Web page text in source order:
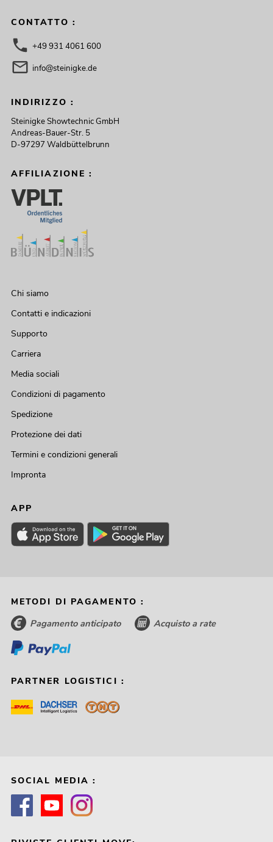
CONTATTO :
+49 931 4061 600
info@steinigke.de
INDIRIZZO :
Steinigke Showtechnic GmbH
Andreas-Bauer-Str. 5
D-97297 Waldbüttelbrunn
AFFILIAZIONE :
Chi siamo
Contatti e indicazioni
Supporto
Carriera
Media sociali
Condizioni di pagamento
Spedizione
Protezione dei dati
Termini e condizioni generali
Impronta
APP
METODI DI PAGAMENTO :
Pagamento anticipato Acquisto a rate
PARTNER LOGISTICI :
SOCIAL MEDIA :